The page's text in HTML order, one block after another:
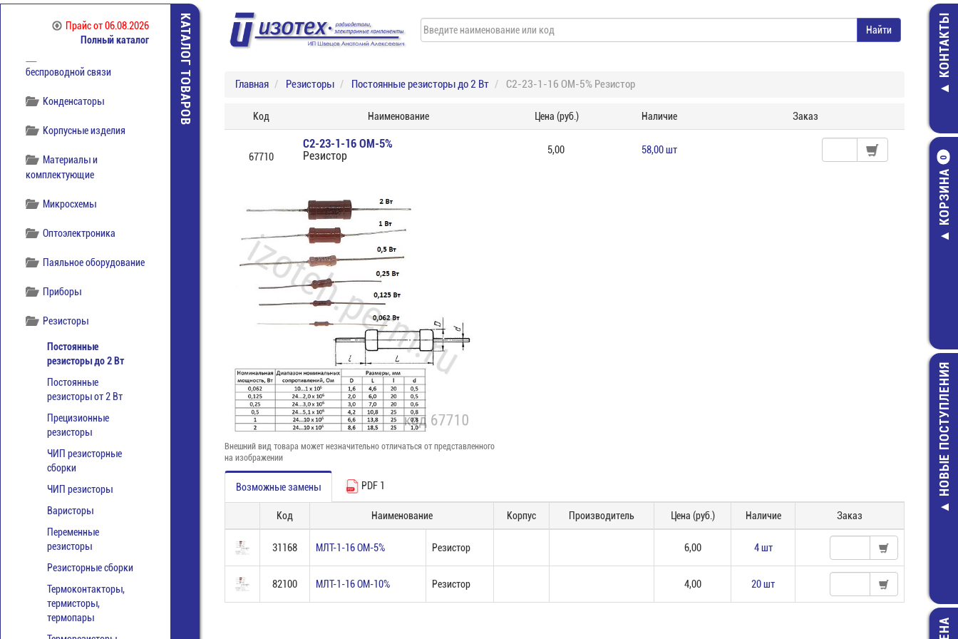
Прайсот 06.08.2026
Полный каталог
отечественная
беспроводной связи
Конденсаторы
Корпусные изделия
Материалы и
комплектующие
Микросхемы
Оптоэлектроника
Паяльное оборудование
Приборы
Резисторы
Постоянные
резисторы до 2 Вт
Постоянные
резисторы от 2 Вт
Прецизионные
резисторы
ЧИП резисторные
сборки
ЧИП резисторы
Варисторы
Переменные
резисторы
Резисторные сборки
Термоконтакторы,
термисторы,
термопары
КАТАЛОГ ТОВАРОВ КОНТАКТЫ
КОРЗИНА
0
светодиода
5010
НОВЫЕ ПОСТУПЛЕНИЯ
Главная Резисторы Постоянные резисторы до 2 Вт С2-23-1-16 ОМ-5% Резистор
Код Наименование Цена (руб.) Наличие Заказ
67710
С2-23-1-16 ОМ-5%
Резистор
5,00 58,00 шт
Внешний вид товара может незначительно отличаться от представленного
на изображении
Возможные замены PDF 1
Код Наименование Корпус Производитель Цена (руб.) Наличие Заказ
31168 МЛТ-1-16 ОМ-5% Резистор 6,00 4 шт
82100 МЛТ-1-16 ОМ-10% Резистор 4,00 20 шт